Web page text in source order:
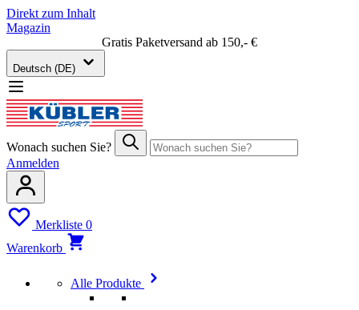
Direkt zum Inhalt
Magazin
Gratis Paketversand ab 150,- €
Deutsch (DE)
Wonach suchen Sie?
Anmelden
Merkliste 0
Warenkorb
Alle Produkte